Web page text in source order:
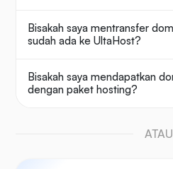
Bisakah saya mentransfer
sudah ada ke UltaHost?
Bisakah saya mendapatkan
dengan paket hosting?
ATAU